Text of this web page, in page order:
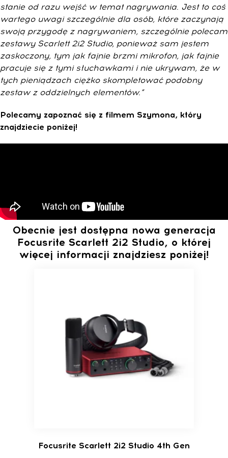
stanie od razu wejść w temat nagrywania. Jest to coś
wartego uwagi szczególnie dla osób, które zaczynają
swoją przygodę z nagrywaniem, szczególnie polecam
zestawy Scarlett 2i2 Studio, ponieważ sam jestem
zaskoczony, tym jak fajnie brzmi mikrofon, jak fajnie
pracuje się z tymi słuchawkami i nie ukrywam, że w
tych pieniądzach ciężko skompletować podobny
zestaw z oddzielnych elementów.”
Polecamy zapoznać się z filmem Szymona, który
znajdziecie poniżej!
Obecnie jest dostępna nowa generacja
Focusrite Scarlett 2i2 Studio, o której
więcej informacji znajdziesz poniżej!
Focusrite Scarlett 2i2 Studio 4th Gen